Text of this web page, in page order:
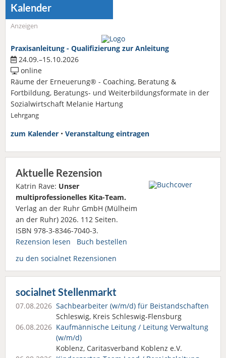
Kalender
Anzeigen
Praxisanleitung - Qualifizierung zur Anleitung
24.09.–15.10.2026
online
Räume der Erneuerung® - Coaching, Beratung &
Fortbildung, Beratungs- und Weiterbildungsformate in der
Sozialwirtschaft Melanie Hartung
Lehrgang
zum Kalender • Veranstaltung eintragen
Aktuelle Rezension
Katrin Rave: Unser
multiprofessionelles Kita-Team.
Verlag an der Ruhr GmbH (Mülheim
an der Ruhr) 2026. 112 Seiten.
ISBN 978-3-8346-7040-3.
Rezension lesen
Buch bestellen
zu den socialnet Rezensionen
socialnet Stellenmarkt
07.08.2026 Sachbearbeiter (w/m/d) für Beistandschaften
Schleswig, Kreis Schleswig-Flensburg
06.08.2026 Kaufmännische Leitung / Leitung Verwaltung
(w/m/d)
Koblenz, Caritasverband Koblenz e.V.